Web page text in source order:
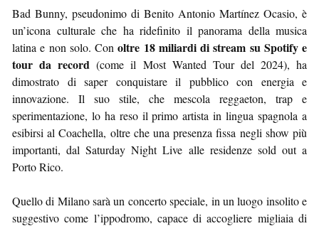
Bad Bunny, pseudonimo di Benito Antonio Martínez Ocasio, è
un’icona culturale che ha ridefinito il panorama della musica
latina e non solo. Conoltre 18 miliardi di stream su Spotify e
tour da record (come il Most Wanted Tour del 2024), ha
dimostrato di saper conquistare il pubblico con energia e
innovazione. Il suo stile, che mescola reggaeton, trap e
sperimentazione, lo ha reso il primo artista in lingua spagnola a
esibirsi al Coachella, oltre che una presenza fissa negli show più
importanti, dal Saturday Night Live alle residenze sold out a
Porto Rico.
Quello di Milano sarà un concerto speciale, in un luogo insolito e
suggestivo come l’ippodromo, capace di accogliere migliaia di